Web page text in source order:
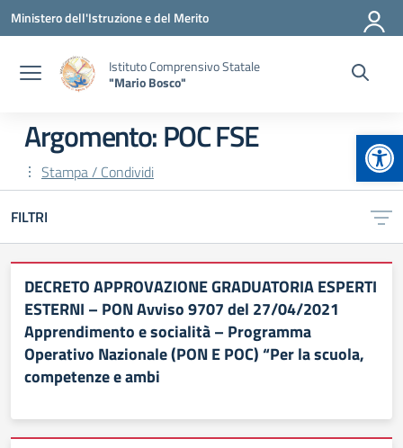
Vai ai contenuti
Vai al menu di navigazione
Vai al footer
Ministero dell'Istruzione e del Merito
Istituto Comprensivo Statale
"Mario Bosco"
Argomento: POC FSE
Stampa / Condividi
FILTRI
DECRETO APPROVAZIONE GRADUATORIA ESPERTI
ESTERNI – PON Avviso 9707 del 27/04/2021
Apprendimento e socialità – Programma
Operativo Nazionale (PON E POC) “Per la scuola,
competenze e ambi